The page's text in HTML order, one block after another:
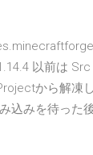
以前は Src
から解凍
込みを待った